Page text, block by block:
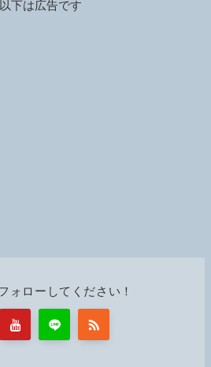
下は広告です
ォローしてください！